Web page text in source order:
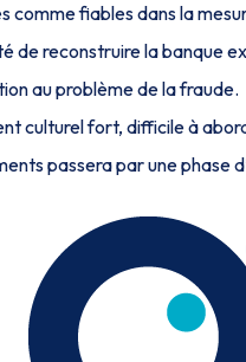
comme fiables dans la
de reconstruire la banque
au problème de la fraude.
culturel fort, difficile à
passera par une phase